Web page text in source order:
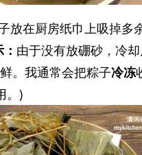
放在厨房纸巾上吸掉多
由于没有放硼砂，冷
。我通常会把粽子冷冻
。)